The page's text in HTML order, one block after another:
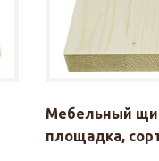
Мебельный
площадка,